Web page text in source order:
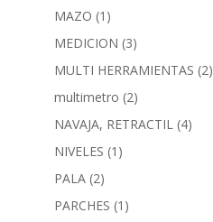
MAZO (1)
MEDICION (3)
MULTI HERRAMIENTAS (2)
multimetro (2)
NAVAJA, RETRACTIL (4)
NIVELES (1)
PALA (2)
PARCHES (1)